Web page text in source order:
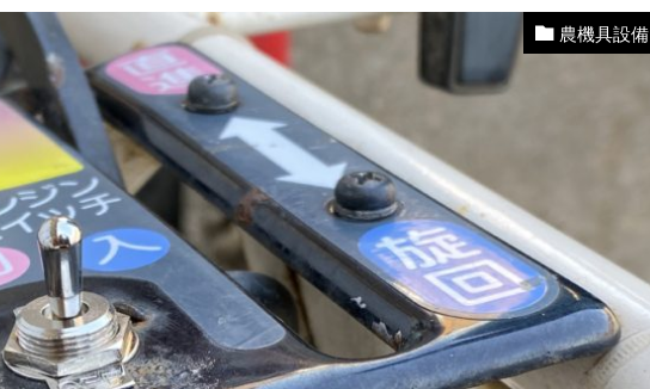
農機具設備